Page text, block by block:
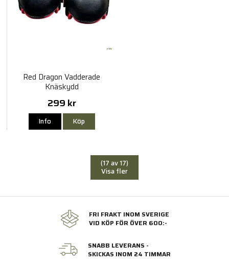
Red Dragon Vadderade
Knäskydd
299 kr
Info Köp
(17 av 17)
Visa fler
FRI FRAKT INOM SVERIGE
VID KÖP FÖR ÖVER 600:-
SNABB LEVERANS -
SKICKAS INOM 24 TIMMAR